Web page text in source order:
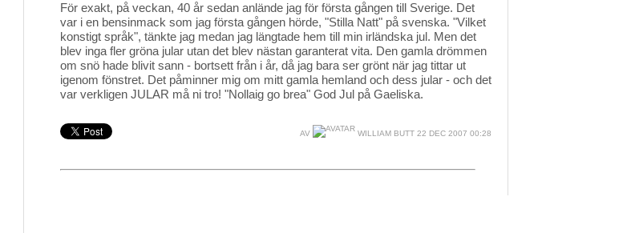
För exakt, på veckan, 40 år sedan anlände jag för första gången till Sverige. Det
var i en bensinmack som jag första gången hörde, "Stilla Natt" på svenska. "Vilket
konstigt språk", tänkte jag medan jag längtade hem till min irländska jul. Men det
blev inga fler gröna jular utan det blev nästan garanterat vita. Den gamla drömmen
om snö hade blivit sann - bortsett från i år, då jag bara ser grönt när jag tittar ut
igenom fönstret. Det påminner mig om mitt gamla hemland och dess jular - och det
var verkligen JULAR må ni tro! "Nollaig go brea" God Jul på Gaeliska.
AV WILLIAM BUTT 22 DEC 2007 00:28